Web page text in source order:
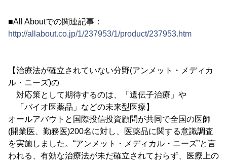
■All Aboutでの関連記事：
http://allabout.co.jp/1/237953/1/product/237953.htm
【治療法が確立されていない分野(アンメット・メディカ
ル・ニーズ)の
対応策として期待するのは、「遺伝子治療」や
「バイオ医薬品」などの未来型医療】
オールアバウトと国際投信投資顧問が共同で全国の医師
(開業医、勤務医)200名に対し、医薬品に関する意識調査
を実施しました。“アンメット・メディカル・ニーズ”と言
われる、有効な治療法が未だ確立されておらず、医療上の